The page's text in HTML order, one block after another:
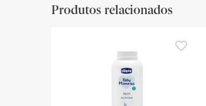
De momento, não dispomos de
sobre segurança, não hesites
Produtos relacionados